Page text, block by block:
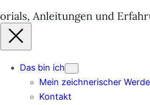
Anleitungen und
Das bin ich
Mein zeichnerischer
Kontakt